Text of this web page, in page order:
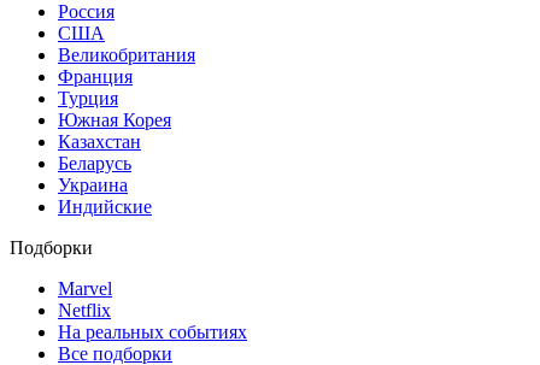
Россия
США
Великобритания
Франция
Турция
Южная Корея
Казахстан
Беларусь
Украина
Индийские
Подборки
Marvel
Netflix
На реальных событиях
Все подборки